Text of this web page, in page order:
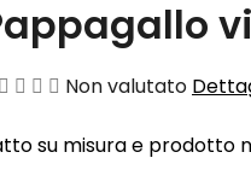
La
media
Non valutato
su misura e prodotto